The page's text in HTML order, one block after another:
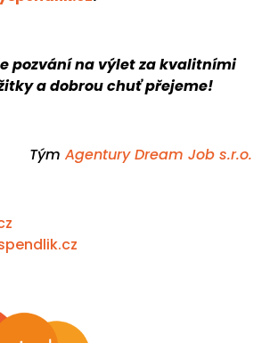
pozvání na výlet za kvalitními
a dobrou chuť přejeme!
Tým Agentury Dream Job s.r.o.